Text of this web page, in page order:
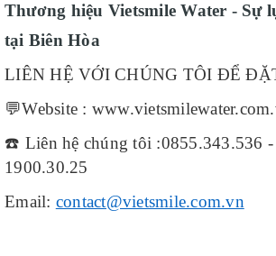
Thương hiệu Vietsmile Water - Sự
tại Biên Hòa
LIÊN HỆ VỚI CHÚNG TÔI ĐỂ
💬Website :
☎ Liên hệ chúng tôi :0855.343.536
1900.30.25
Email: contact@vietsmile.com.vn